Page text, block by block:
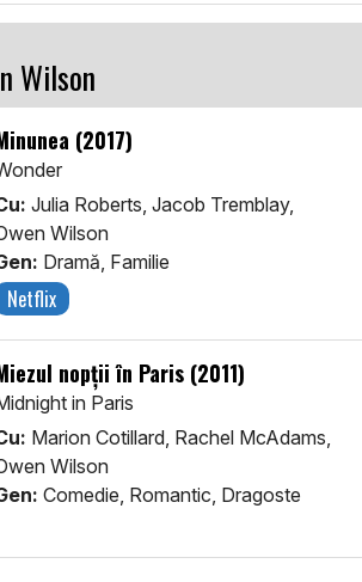
Wilson
(2017)
Julia Roberts, Jacob Tremblay,
Wilson
Dramă, Familie
Netflix
nopții în Paris (2011)
in Paris
Marion Cotillard, Rachel McAdams,
Wilson
Comedie, Romantic, Dragoste